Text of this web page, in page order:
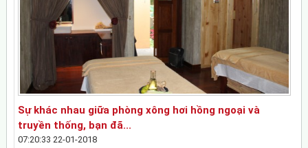
Sự khác nhau giữa phòng xông hơi hồng ngoại và
truyền thống, bạn đã...
07:20:33 22-01-2018